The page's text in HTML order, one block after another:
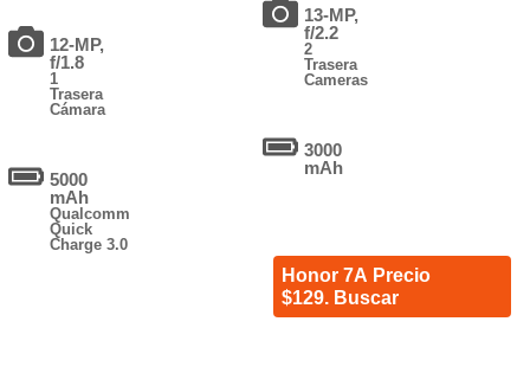
12-MP,
f/1.8
1
Trasera
Cámara
5000
mAh
Qualcomm
Quick
Charge 3.0
13-MP,
f/2.2
2
Trasera
Cameras
3000
mAh
Honor 7A Precio
$129. Buscar